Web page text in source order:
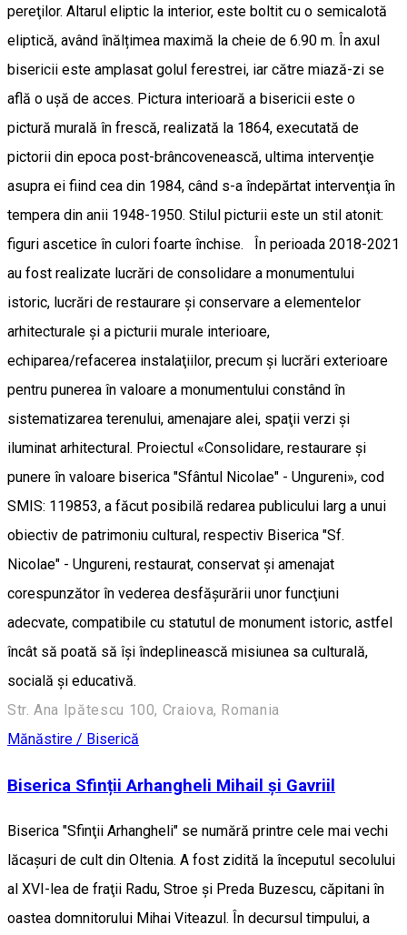
pereţilor. Altarul eliptic la interior, este boltit cu o semicalotă
eliptică, având înălțimea maximă la cheie de 6.90 m. În axul
bisericii este amplasat golul ferestrei, iar către miază-zi se
află o ușă de acces. Pictura interioară a bisericii este o
pictură murală în frescă, realizată la 1864, executată de
pictorii din epoca post-brâncovenească, ultima intervenţie
asupra ei fiind cea din 1984, când s-a îndepărtat intervenţia în
tempera din anii 1948-1950. Stilul picturii este un stil atonit:
figuri ascetice în culori foarte închise. În perioada 2018-2021
au fost realizate lucrări de consolidare a monumentului
istoric, lucrări de restaurare şi conservare a elementelor
arhitecturale şi a picturii murale interioare,
echiparea/refacerea instalaţiilor, precum şi lucrări exterioare
pentru punerea în valoare a monumentului constând în
sistematizarea terenului, amenajare alei, spaţii verzi şi
iluminat arhitectural. Proiectul «Consolidare, restaurare şi
punere în valoare biserica "Sfântul Nicolae" - Ungureni», cod
SMIS: 119853, a făcut posibilă redarea publicului larg a unui
obiectiv de patrimoniu cultural, respectiv Biserica "Sf.
Nicolae" - Ungureni, restaurat, conservat şi amenajat
corespunzător în vederea desfăşurării unor funcţiuni
adecvate, compatibile cu statutul de monument istoric, astfel
încât să poată să îşi îndeplinească misiunea sa culturală,
socială şi educativă.
Str. Ana Ipătescu 100, Craiova, Romania
Mănăstire / Biserică
Biserica Sfinții Arhangheli Mihail și Gavriil
Biserica "Sfinţii Arhangheli" se numără printre cele mai vechi
lăcaşuri de cult din Oltenia. A fost zidită la începutul secolului
al XVI-lea de fraţii Radu, Stroe şi Preda Buzescu, căpitani în
oastea domnitorului Mihai Viteazul. În decursul timpului, a